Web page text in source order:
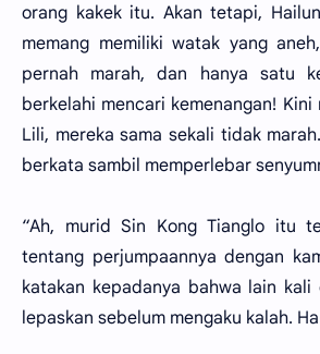
orang kakek itu. Akan tetapi,
memang memiliki watak yang
pernah marah, dan hanya satu
berkelahi mencari kemenangan! Kini
Lili, mereka sama sekali tidak
berkata sambil memperlebar
“Ah, murid Sin Kong Tianglo itu
tentang perjumpaannya dengan
katakan kepadanya bahwa lain
lepaskan sebelum mengaku kalah.